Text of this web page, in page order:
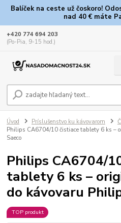
Balíček na ceste už čoskoro!
nad 40 € máte
+420 774 694 203
(Po-Pia, 9-15 hod.)
Úvod Príslušenstvo ku kávovarom
Philips CA6704/10 čistiace tablety 6 ks –
Saeco
Philips CA6704/
tablety 6 ks –
do kávovaru
TOP produkt